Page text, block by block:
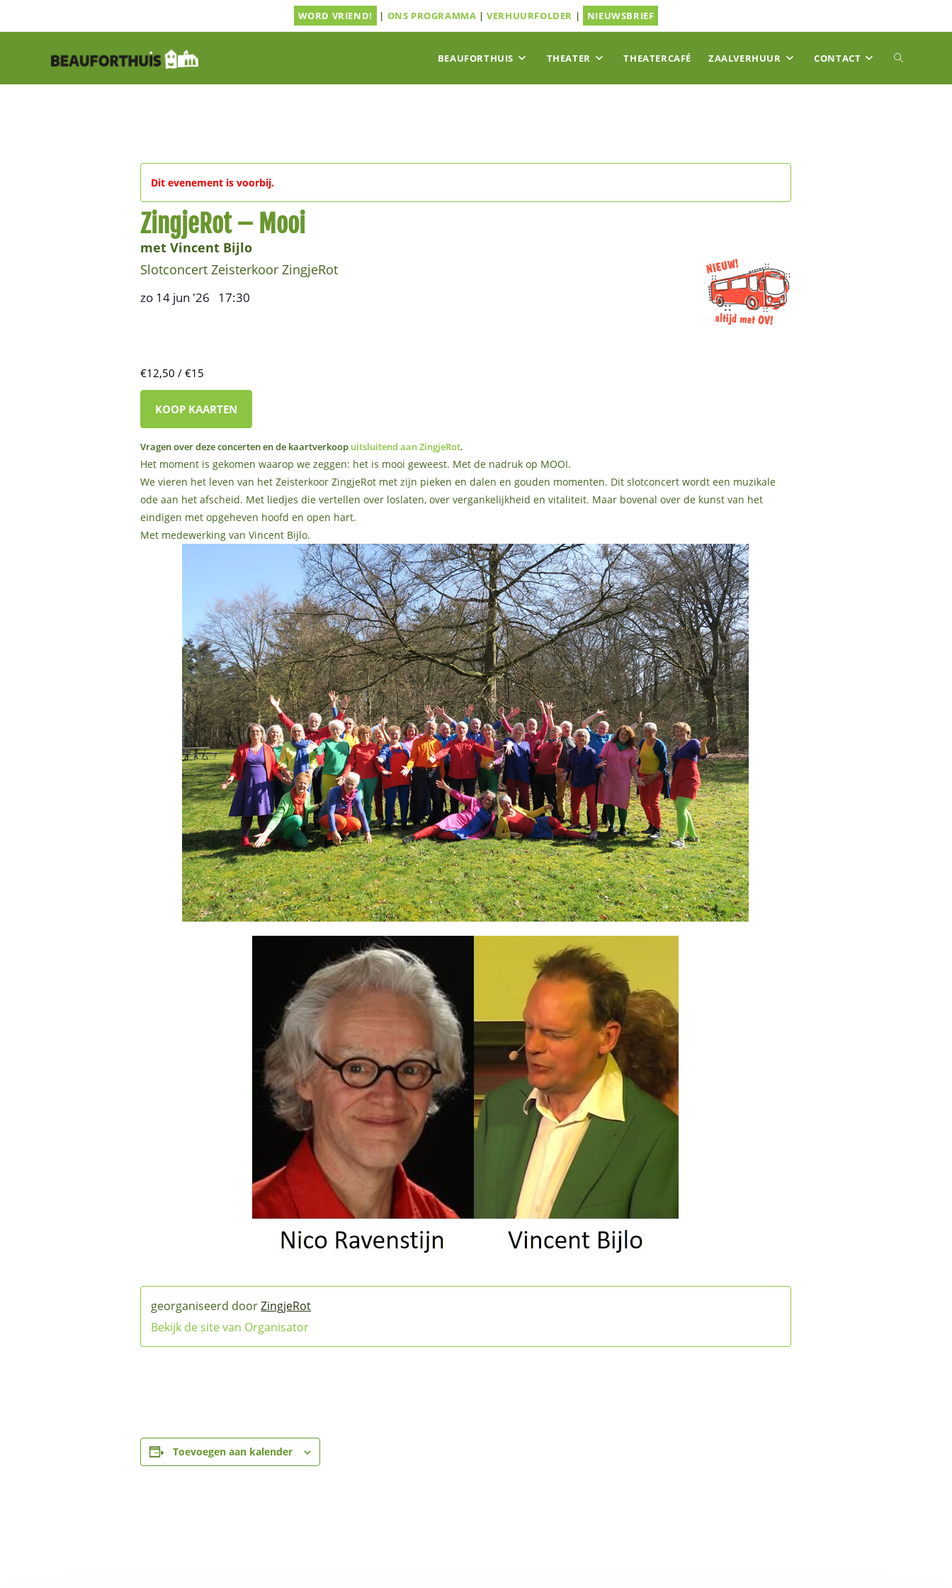
WORD VRIEND! | ONS PROGRAMMA |VERHUURFOLDER | NIEUWSBRIEF
BEAUFORTHUIS THEATER THEATERCAFÉ ZAALVERHUUR CONTACT TOGGLE
Dit evenement is voorbij.
ZingjeRot – Mooi
met Vincent Bijlo
Slotconcert Zeisterkoor ZingjeRot
zo 14 jun '26 17:30
€12,50 / €15
KOOP KAARTEN
Vragen over deze concerten en de kaartverkoop uitsluitend aan ZingjeRot.
Het moment is gekomen waarop we zeggen: het is mooi geweest. Met de nadruk op MOOI.
We vieren het leven van het Zeisterkoor ZingjeRot met zijn pieken en dalen en gouden momenten. Dit slotconcert wordt een muzikale
ode aan het afscheid. Met liedjes die vertellen over loslaten, over vergankelijkheid en vitaliteit. Maar bovenal over de kunst van het
eindigen met opgeheven hoofd en open hart.
Met medewerking van Vincent Bijlo.
ZingjeRot
Bekijk de site van Organisator
Toevoegen aan kalender